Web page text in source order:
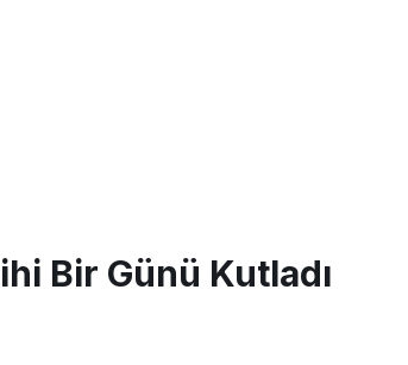
Bir Günü Kutladı